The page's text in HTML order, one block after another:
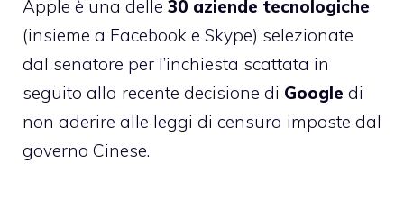
Apple è una delle 30 aziende tecnologiche
(insieme a Facebook e Skype) selezionate
dal senatore per l’inchiesta scattata in
seguito alla recente decisione di Google di
non aderire alle leggi di censura imposte dal
governo Cinese.